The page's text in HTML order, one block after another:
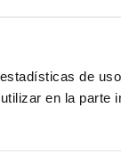
de
en la parte
del
y el